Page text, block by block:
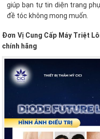
giúp bạn tự tin diện trang
đề tóc không mong muốn.
Đơn Vị Cung Cấp Máy Triệt
chính hãng